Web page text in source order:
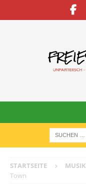
STARTSEITE MUSIK
Town